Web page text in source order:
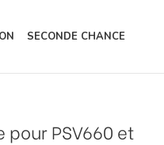
SECONDE CHANCE
PSV660 et